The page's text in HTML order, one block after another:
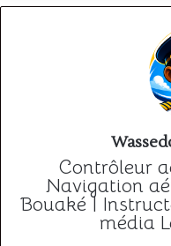
Contrôleur
Navigation
Bouaké |
média